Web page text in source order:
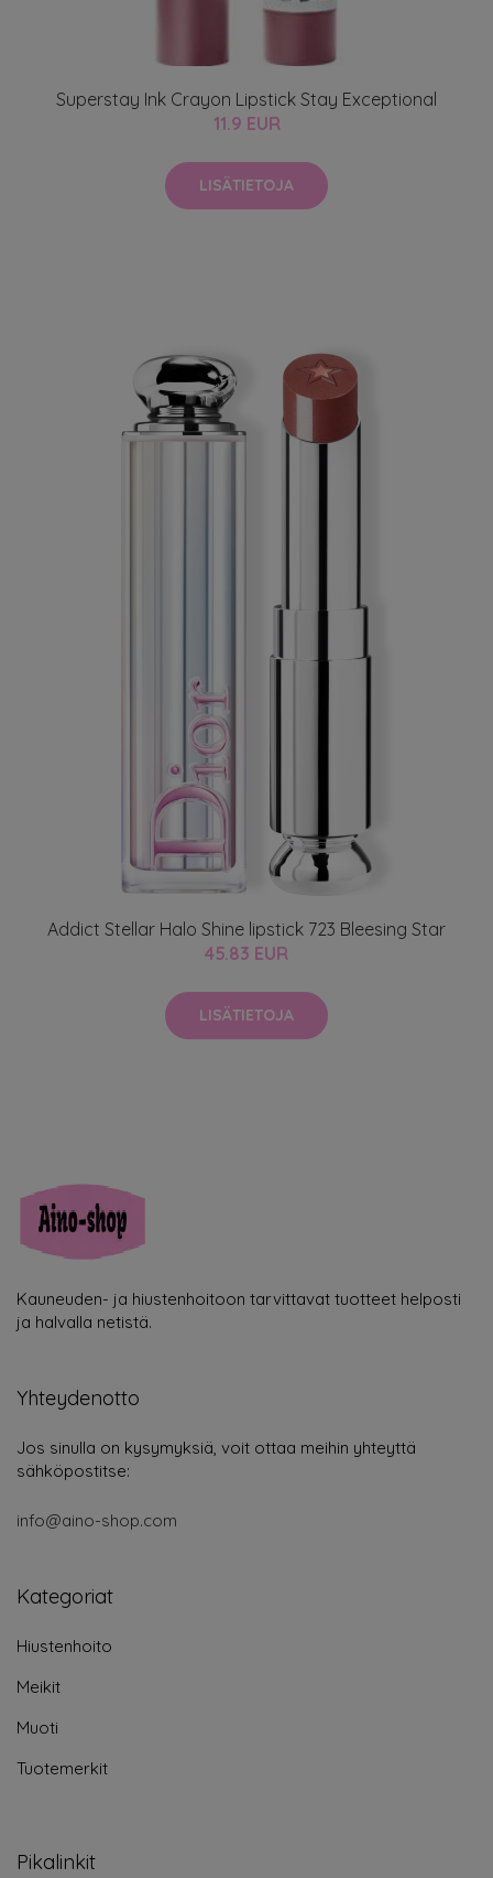
Superstay Ink Crayon Lipstick Stay Exceptional
11.9 EUR
LISÄTIETOJA
Addict Stellar Halo Shine lipstick 723 Bleesing Star
45.83 EUR
LISÄTIETOJA
Kauneuden- ja hiustenhoitoon tarvittavat tuotteet helposti
ja halvalla netistä.
Yhteydenotto
Jos sinulla on kysymyksiä, voit ottaa meihin yhteyttä
sähköpostitse:
info@aino-shop.com
Kategoriat
Hiustenhoito
Meikit
Muoti
Tuotemerkit
Pikalinkit